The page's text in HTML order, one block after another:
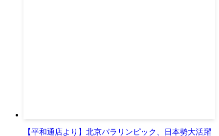
【平和通店より】北京パラリンピック、日本勢大活躍